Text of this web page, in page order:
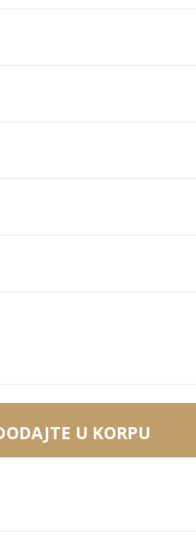
U KORPU